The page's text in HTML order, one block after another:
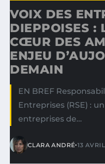
VOIX DES
DIEPPOISES :
CŒUR DES
ENJEU
DEMAIN
EN BREF
Entreprises (RSE) :
entreprises de…
CLARA ANDRÉ•13